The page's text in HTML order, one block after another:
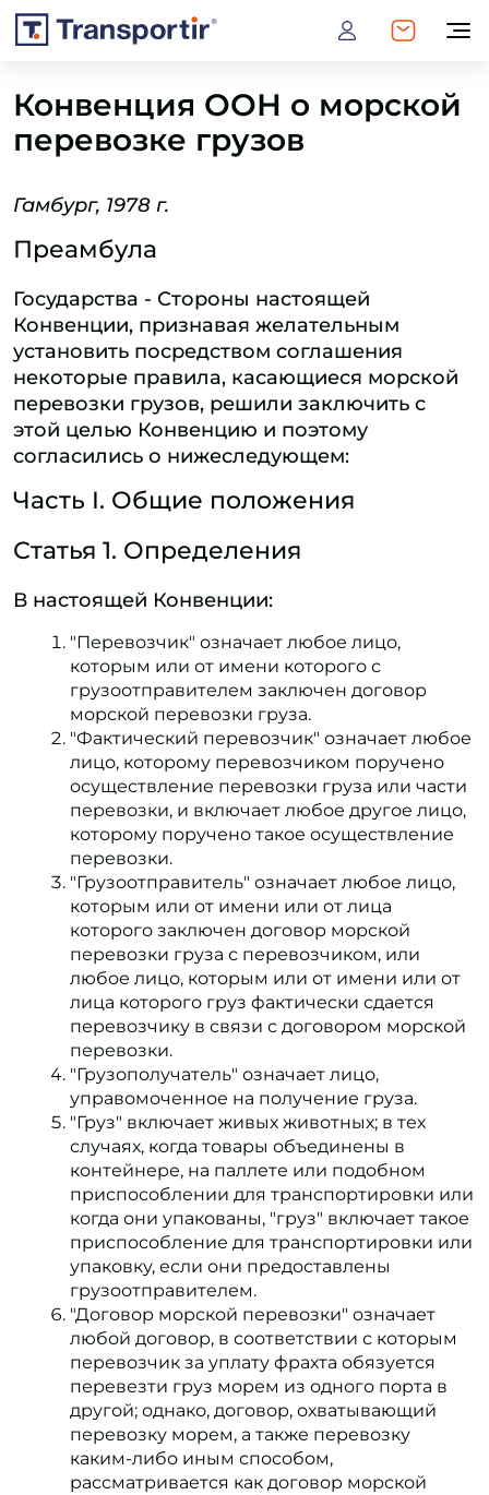
Конвенция ООН о морской
перевозке грузов
Гамбург, 1978 г.
Преамбула
Государства - Стороны настоящей
Конвенции, признавая желательным
установить посредством соглашения
некоторые правила, касающиеся морской
перевозки грузов, решили заключить с
этой целью Конвенцию и поэтому
согласились о нижеследующем:
Часть I. Общие положения
Статья 1. Определения
В настоящей Конвенции:
"Перевозчик" означает любое лицо,
которым или от имени которого с
грузоотправителем заключен договор
морской перевозки груза.
"Фактический перевозчик" означает любое
лицо, которому перевозчиком поручено
осуществление перевозки груза или части
перевозки, и включает любое другое лицо,
которому поручено такое осуществление
перевозки.
"Грузоотправитель" означает любое лицо,
которым или от имени или от лица
которого заключен договор морской
перевозки груза с перевозчиком, или
любое лицо, которым или от имени или от
лица которого груз фактически сдается
перевозчику в связи с договором морской
перевозки.
"Грузополучатель" означает лицо,
управомоченное на получение груза.
"Груз" включает живых животных; в тех
случаях, когда товары объединены в
контейнере, на паллете или подобном
приспособлении для транспортировки или
когда они упакованы, "груз" включает такое
приспособление для транспортировки или
упаковку, если они предоставлены
грузоотправителем.
"Договор морской перевозки" означает
любой договор, в соответствии с которым
перевозчик за уплату фрахта обязуется
перевезти груз морем из одного порта в
другой; однако, договор, охватывающий
перевозку морем, а также перевозку
каким-либо иным способом,
рассматривается как договор морской